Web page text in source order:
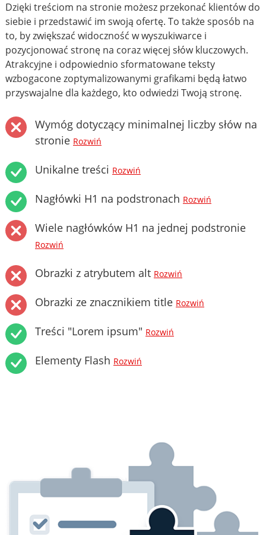
Dzięki treściom na stronie możesz przekonać klientów do
siebie i przedstawić im swoją ofertę. To także sposób na
to, by zwiększać widoczność w wyszukiwarce i
pozycjonować stronę na coraz więcej słów kluczowych.
Atrakcyjne i odpowiednio sformatowane teksty
wzbogacone zoptymalizowanymi grafikami będą łatwo
przyswajalne dla każdego, kto odwiedzi Twoją stronę.
Wymóg dotyczący minimalnej liczby słów na
stronie Rozwiń
Unikalne treści Rozwiń
Nagłówki H1 na podstronach Rozwiń
Wiele nagłówków H1 na jednej podstronie
Rozwiń
Obrazki z atrybutem alt Rozwiń
Obrazki ze znacznikiem title Rozwiń
Treści "Lorem ipsum" Rozwiń
Elementy Flash Rozwiń